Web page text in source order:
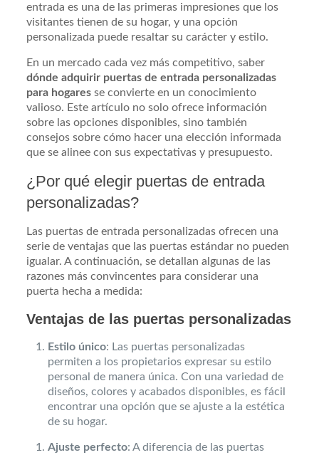
entrada es una de las primeras impresiones que los
visitantes tienen de su hogar, y una opción
personalizada puede resaltar su carácter y estilo.
En un mercado cada vez más competitivo, saber
dónde adquirir puertas de entrada personalizadas
para hogares se convierte en un conocimiento
valioso. Este artículo no solo ofrece información
sobre las opciones disponibles, sino también
consejos sobre cómo hacer una elección informada
que se alinee con sus expectativas y presupuesto.
¿Por qué elegir puertas de entrada
personalizadas?
Las puertas de entrada personalizadas ofrecen una
serie de ventajas que las puertas estándar no pueden
igualar. A continuación, se detallan algunas de las
razones más convincentes para considerar una
puerta hecha a medida:
Ventajas de las puertas personalizadas
Estilo único: Las puertas personalizadas
permiten a los propietarios expresar su estilo
personal de manera única. Con una variedad de
diseños, colores y acabados disponibles, es fácil
encontrar una opción que se ajuste a la estética
de su hogar.
Ajuste perfecto: A diferencia de las puertas